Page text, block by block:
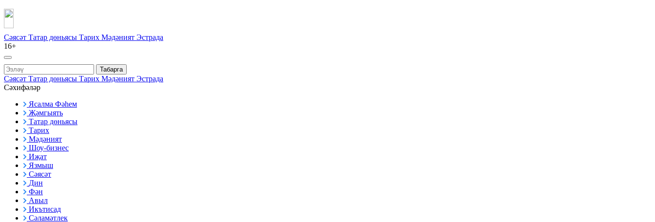
Сәясәт Татар дөньясы Тарих Мәдәният Эстрада
16+
Табарга
Сәясәт Татар дөньясы Тарих Мәдәният Эстрада
Сәхифәләр
Ясалма Фәһем
Җәмгыять
Татар дөньясы
Тарих
Мәдәният
Шоу-бизнес
Иҗат
Язмыш
Сәясәт
Дин
Фән
Авыл
Икътисад
Сәламәтлек